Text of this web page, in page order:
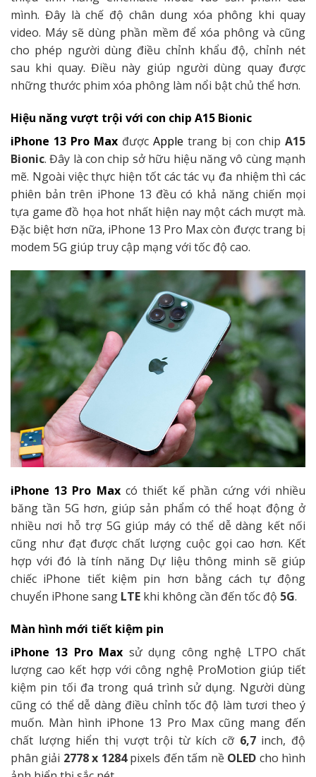
mình. Đây là chế độ chân dung xóa phông khi quay
video. Máy sẽ dùng phần mềm để xóa phông và cũng
cho phép người dùng điều chỉnh khẩu độ, chỉnh nét
sau khi quay. Điều này giúp người dùng quay được
những thước phim xóa phông làm nổi bật chủ thể hơn.
Hiệu năng vượt trội với con chip A15 Bionic
iPhone 13 Pro Max được Apple trang bị con chip A15
Bionic. Đây là con chip sở hữu hiệu năng vô cùng mạnh
mẽ. Ngoài việc thực hiện tốt các tác vụ đa nhiệm thì các
phiên bản trên iPhone 13 đều có khả năng chiến mọi
tựa game đồ họa hot nhất hiện nay một cách mượt mà.
Đặc biệt hơn nữa, iPhone 13 Pro Max còn được trang bị
modem 5G giúp truy cập mạng với tốc độ cao.
iPhone 13 Pro Maxcó thiết kế phần cứng với nhiều
băng tần 5G hơn, giúp sản phẩm có thể hoạt động ở
nhiều nơi hỗ trợ 5G giúp máy có thể dễ dàng kết nối
cũng như đạt được chất lượng cuộc gọi cao hơn. Kết
hợp với đó là tính năng Dự liệu thông minh sẽ giúp
chiếc iPhone tiết kiệm pin hơn bằng cách tự động
chuyển iPhone sang LTE khi không cần đến tốc độ 5G.
Màn hình mới tiết kiệm pin
iPhone 13 Pro Max sử dụng công nghệ LTPO chất
lượng cao kết hợp với công nghệ ProMotion giúp tiết
kiệm pin tối đa trong quá trình sử dụng. Người dùng
cũng có thể dễ dàng điều chỉnh tốc độ làm tươi theo ý
muốn. Màn hình iPhone 13 Pro Max cũng mang đến
chất lượng hiển thị vượt trội từ kích cỡ 6,7inch, độ
phân giải 2778 x 1284pixels đến tấm nề OLED cho hình